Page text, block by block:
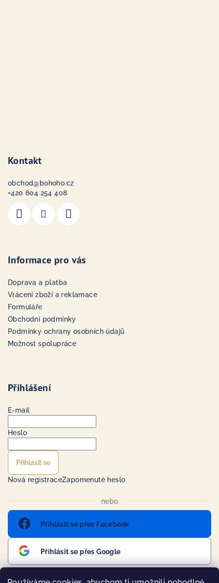
Kontakt
obchod@bohoho.cz
+420 604 254 408
Informace pro vás
Doprava a platba
Vrácení zboží a reklamace
Formuláře
Obchodní podmínky
Podmínky ochrany osobních údajů
Možnost spolupráce
Přihlášení
E-mail
Heslo
Přihlásit se
Nová registraceZapomenuté heslo
nebo
Přihlásit se přes Facebook
Přihlásit se přes Google